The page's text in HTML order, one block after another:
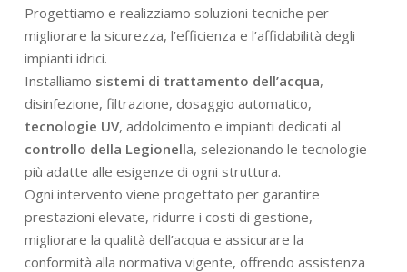
Progettiamo e realizziamo soluzioni tecniche per
migliorare la sicurezza, l’efficienza e l’affidabilità degli
impianti idrici.
Installiamo sistemi di trattamento dell’acqua,
disinfezione, filtrazione, dosaggio automatico,
tecnologie UV, addolcimento e impianti dedicati al
controllo della Legionella, selezionando le tecnologie
più adatte alle esigenze di ogni struttura.
Ogni intervento viene progettato per garantire
prestazioni elevate, ridurre i costi di gestione,
migliorare la qualità dell’acqua e assicurare la
conformità alla normativa vigente, offrendo assistenza